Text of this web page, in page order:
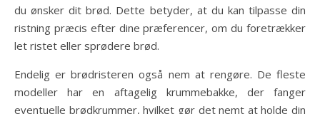
du ønsker dit brød. Dette betyder, at du kan tilpasse din
ristning præcis efter dine præferencer, om du foretrækker
let ristet eller sprødere brød.
Endelig er brødristeren også nem at rengøre. De fleste
modeller har en aftagelig krummebakke, der fanger
eventuelle brødkrummer, hvilket gør det nemt at holde din